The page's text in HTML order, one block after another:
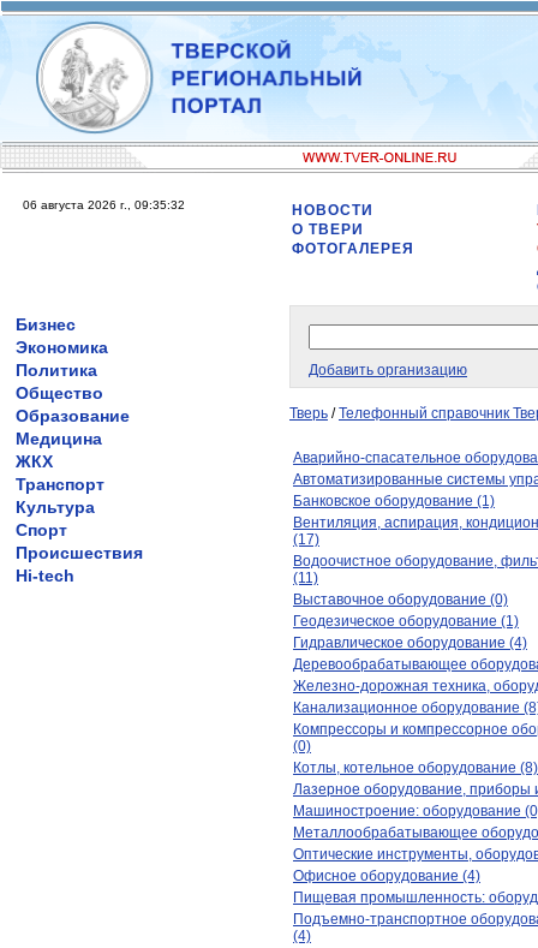
06 августа 2026 г., 09:35:32
НОВОСТИ
О ТВЕРИ
ФОТОГАЛЕРЕЯ
Бизнес
Экономика
Политика
Общество
Образование
Медицина
ЖКХ
Транспорт
Культура
Спорт
Происшествия
Hi-tech
Добавить организацию
Тверь /Телефонный справочник
Аварийно-спасательное
Автоматизированные системы
Банковское оборудование (1)
Вентиляция, аспирация,
(17)
Водоочистное оборудование,
(11)
Выставочное оборудование (0)
Геодезическое оборудование (1)
Гидравлическое оборудование (4)
Деревообрабатывающее
Железно-дорожная техника,
Канализационное оборудование
Компрессоры и компрессорное
(0)
Котлы, котельное оборудование (8)
Лазерное оборудование, приборы
Машиностроение: оборудование
Металлообрабатывающее
Оптические инструменты,
Офисное оборудование (4)
Пищевая промышленность:
Подъемно-транспортное
(4)